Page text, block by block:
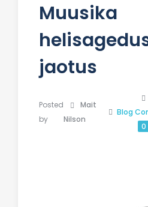
Muusika
jaotus
Posted
by
Mait
Nilson
Blog
0